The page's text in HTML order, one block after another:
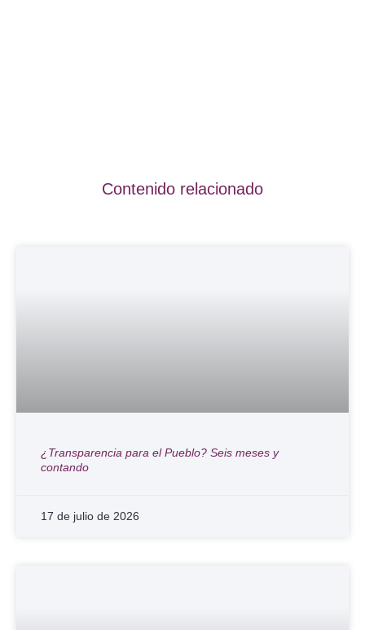
Contenido relacionado
¿Transparencia para el Pueblo? Seis meses y
contando
17 de julio de 2026